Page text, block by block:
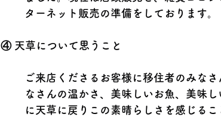
ターネット販売の準備をしております。
④ 天草について思うこと
ご来店くださるお客様に移住者のみな
なさんの温かさ、美味しいお魚、美味
に天草に戻りこの素晴らしさを感じる